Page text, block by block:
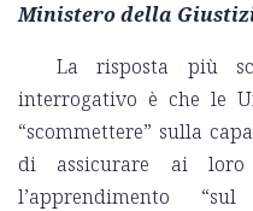
Ministero della
La risposta più
interrogativo è che le
“scommettere” sulla
di assicurare ai
l’apprendimento